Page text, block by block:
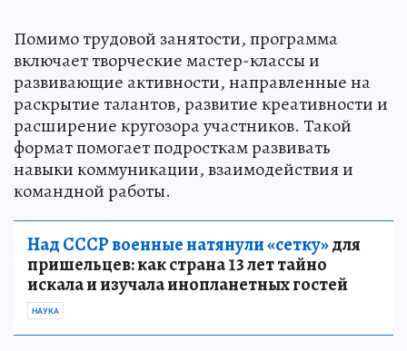
Помимо трудовой занятости, программа
включает творческие мастер-классы и
развивающие активности, направленные на
раскрытие талантов, развитие креативности и
расширение кругозора участников. Такой
формат помогает подросткам развивать
навыки коммуникации, взаимодействия и
командной работы.
Над СССР военные натянули «сетку»для
пришельцев: как страна 13 лет тайно
искала и изучала инопланетных гостей
НАУКА